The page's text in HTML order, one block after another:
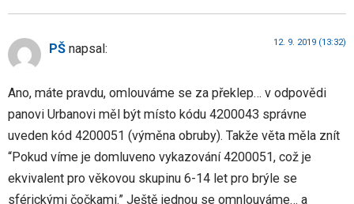
PŠ napsal: 12. 9. 2019 (13:32)
Ano, máte pravdu, omlouváme se za překlep… v odpovědi
panovi Urbanovi měl být místo kódu 4200043 správne
uveden kód 4200051 (výměna obruby). Takže věta měla znít
“Pokud víme je domluveno vykazování 4200051, což je
ekvivalent pro věkovou skupinu 6-14 let pro brýle se
sférickými čočkami.” Ještě jednou se omnlouváme… a